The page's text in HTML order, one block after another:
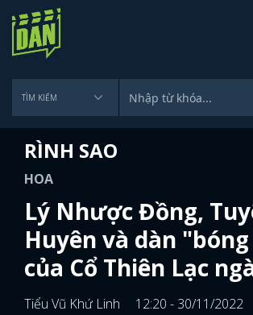
RÌNH SAO
HOA
Lý Nhược Đồng,
Huyên và dàn
của Cổ Thiên Lạc
Tiểu Vũ Khứ Linh
12:20 - 30/11/2022